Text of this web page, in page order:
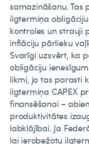
samazināšanu. Tas
ilgtermiņa
kontroles un strauji
inflāciju pārlieku
Svarīgi uzsvērt, ka
obligāciju
likmi, jo tas parasti
ilgtermiņa CAPEX
finansēšanai –
produktivitātes
labklājībai. Ja
lai ierobežotu